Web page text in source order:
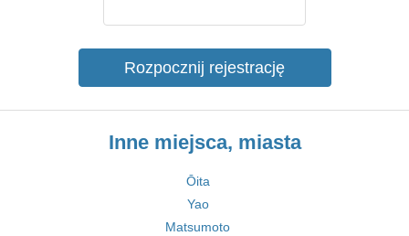
Rozpocznij rejestrację
Inne miejsca, miasta
Ōita
Yao
Matsumoto